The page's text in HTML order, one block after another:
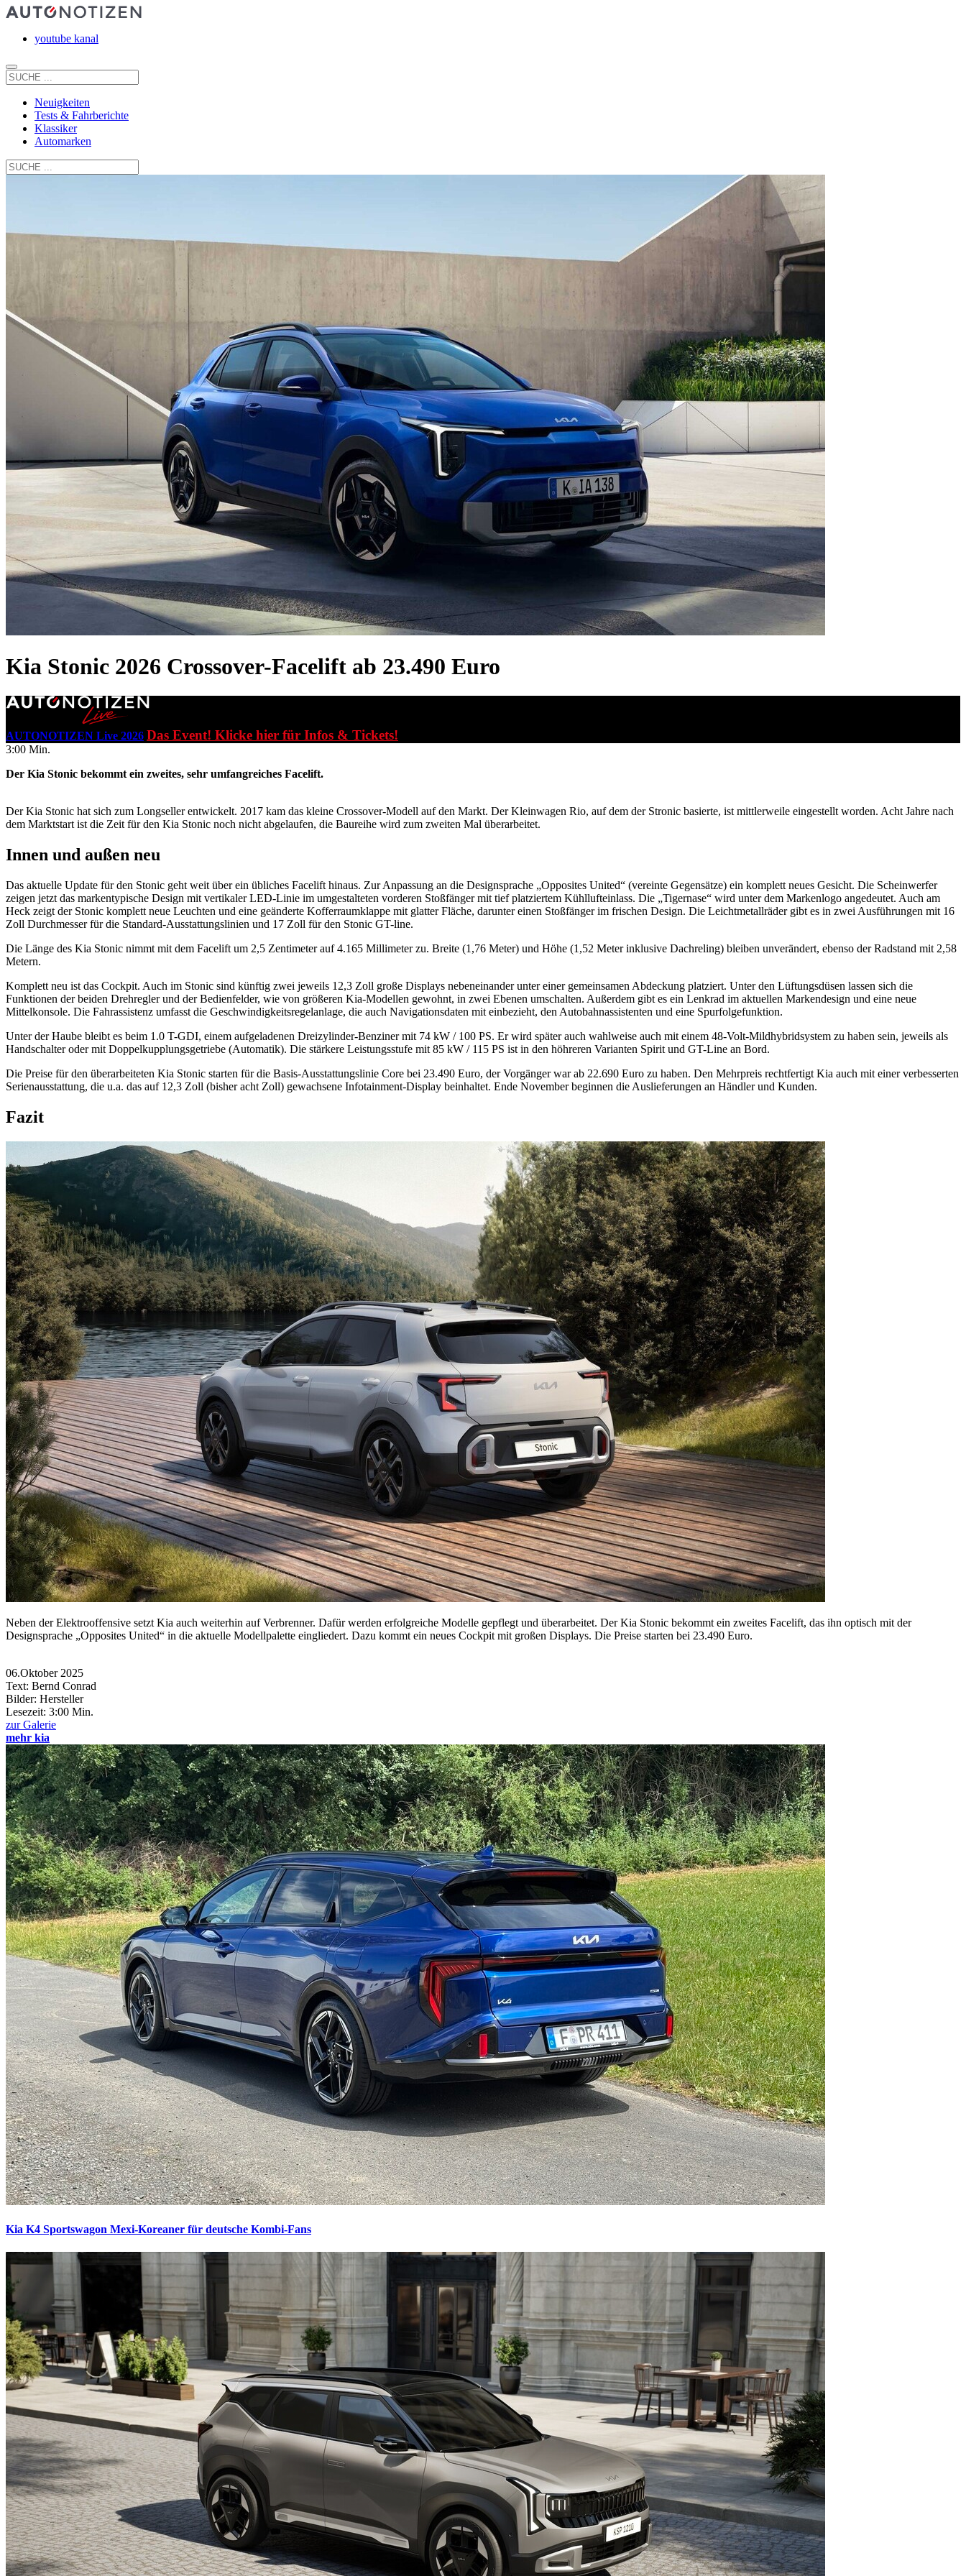
youtube kanal
Neuigkeiten
Tests & Fahrberichte
Klassiker
Automarken
Kia Stonic 2026 Crossover-Facelift ab 23.490 Euro
AUTONOTIZEN Live 2026 Das Event! Klicke hier für Infos & Tickets!
3:00 Min.
Der Kia Stonic bekommt ein zweites, sehr umfangreiches Facelift.
Der Kia Stonic hat sich zum Longseller entwickelt. 2017 kam das kleine Crossover-Modell auf den Markt. Der Kleinwagen Rio, auf dem der Stronic basierte, ist mittlerweile eingestellt worden. Acht Jahre nach
dem Marktstart ist die Zeit für den Kia Stonic noch nicht abgelaufen, die Baureihe wird zum zweiten Mal überarbeitet.
Innen und außen neu
Das aktuelle Update für den Stonic geht weit über ein übliches Facelift hinaus. Zur Anpassung an die Designsprache „Opposites United“ (vereinte Gegensätze) ein komplett neues Gesicht. Die Scheinwerfer
zeigen jetzt das markentypische Design mit vertikaler LED-Linie im umgestalteten vorderen Stoßfänger mit tief platziertem Kühllufteinlass. Die „Tigernase“ wird unter dem Markenlogo angedeutet. Auch am
Heck zeigt der Stonic komplett neue Leuchten und eine geänderte Kofferraumklappe mit glatter Fläche, darunter einen Stoßfänger im frischen Design. Die Leichtmetallräder gibt es in zwei Ausführungen mit 16
Zoll Durchmesser für die Standard-Ausstattungslinien und 17 Zoll für den Stonic GT-line.
Die Länge des Kia Stonic nimmt mit dem Facelift um 2,5 Zentimeter auf 4.165 Millimeter zu. Breite (1,76 Meter) und Höhe (1,52 Meter inklusive Dachreling) bleiben unverändert, ebenso der Radstand mit 2,58
Metern.
Komplett neu ist das Cockpit. Auch im Stonic sind künftig zwei jeweils 12,3 Zoll große Displays nebeneinander unter einer gemeinsamen Abdeckung platziert. Unter den Lüftungsdüsen lassen sich die
Funktionen der beiden Drehregler und der Bedienfelder, wie von größeren Kia-Modellen gewohnt, in zwei Ebenen umschalten. Außerdem gibt es ein Lenkrad im aktuellen Markendesign und eine neue
Mittelkonsole. Die Fahrassistenz umfasst die Geschwindigkeitsregelanlage, die auch Navigationsdaten mit einbezieht, den Autobahnassistenten und eine Spurfolgefunktion.
Unter der Haube bleibt es beim 1.0 T-GDI, einem aufgeladenen Dreizylinder-Benziner mit 74 kW / 100 PS. Er wird später auch wahlweise auch mit einem 48-Volt-Mildhybridsystem zu haben sein, jeweils als
Handschalter oder mit Doppelkupplungsgetriebe (Automatik). Die stärkere Leistungsstufe mit 85 kW / 115 PS ist in den höhreren Varianten Spirit und GT-Line an Bord.
Die Preise für den überarbeiteten Kia Stonic starten für die Basis-Ausstattungslinie Core bei 23.490 Euro, der Vorgänger war ab 22.690 Euro zu haben. Den Mehrpreis rechtfertigt Kia auch mit einer verbesserten
Serienausstattung, die u.a. das auf 12,3 Zoll (bisher acht Zoll) gewachsene Infotainment-Display beinhaltet. Ende November beginnen die Auslieferungen an Händler und Kunden.
Fazit
Neben der Elektrooffensive setzt Kia auch weiterhin auf Verbrenner. Dafür werden erfolgreiche Modelle gepflegt und überarbeitet. Der Kia Stonic bekommt ein zweites Facelift, das ihn optisch mit der
Designsprache „Opposites United“ in die aktuelle Modellpalette eingliedert. Dazu kommt ein neues Cockpit mit großen Displays. Die Preise starten bei 23.490 Euro.
06.Oktober 2025
Text: Bernd Conrad
Bilder: Hersteller
Lesezeit: 3:00 Min.
zur Galerie
mehr kia
Kia K4 Sportswagon Mexi-Koreaner für deutsche Kombi-Fans